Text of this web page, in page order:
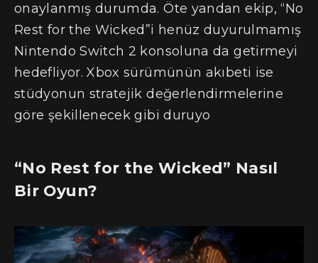
onaylanmış durumda. Öte yandan ekip, “No
Rest for the Wicked”i henüz duyurulmamış
Nintendo Switch 2 konsoluna da getirmeyi
hedefliyor. Xbox sürümünün akıbeti ise
stüdyonun stratejik değerlendirmelerine
göre şekillenecek gibi duruyo
“No Rest for the Wicked” Nasıl
Bir Oyun?